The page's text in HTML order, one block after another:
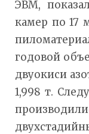
ЭВМ,
камер по 17
годовой
двуокиси
1,998 т.